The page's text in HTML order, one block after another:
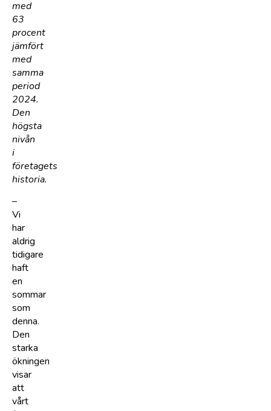
med
63
procent
jämfört
med
samma
period
2024.
Den
högsta
nivån
i
företagets
historia.
–
Vi
har
aldrig
tidigare
haft
en
sommar
som
denna.
Den
starka
ökningen
visar
att
vårt